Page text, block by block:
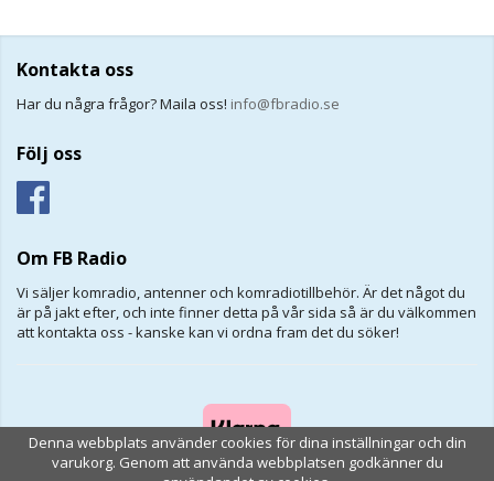
Kontakta oss
Har du några frågor? Maila oss! info@fbradio.se
Följ oss
Om FB Radio
Vi säljer komradio, antenner och komradiotillbehör. Är det något du
är på jakt efter, och inte finner detta på vår sida så är du välkommen
att kontakta oss - kanske kan vi ordna fram det du söker!
Denna webbplats använder cookies för dina inställningar och din
varukorg. Genom att använda webbplatsen godkänner du